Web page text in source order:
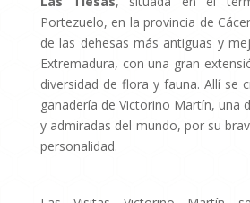
Portezuelo, en la provincia de
de las dehesas más antiguas y
Extremadura, con una gran
diversidad de flora y fauna. Allí se
ganadería de Victorino Martín, una
y admiradas del mundo, por su
personalidad.